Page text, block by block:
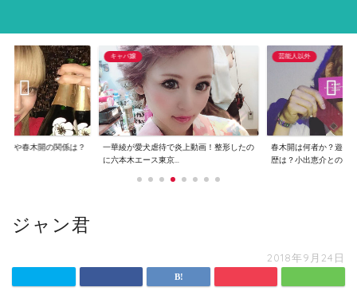
介や春木開の関係は？
キャバ嬢
一華綾が愛犬虐待で炎上動画！整形したの
に六本木エース東京...
芸能人以外
春木開は何者か？遊び
歴は？小出恵介との...
ジャン君
2018年9月24日